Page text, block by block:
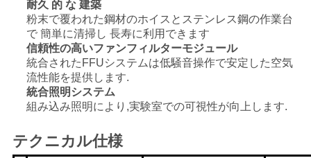
依
頼
SITEMAP
プ
耐久 的 な 建築
粉末で覆われた鋼材のホイスとステンレス鋼の作業台
で 簡単に清掃し 長寿に利用できます
信頼性の高いファンフィルターモジュール
統合されたFFUシステムは低騒音操作で安定した空気
流性能を提供します.
統合照明システム
組み込み照明により,実験室での可視性が向上します.
テクニカル仕様